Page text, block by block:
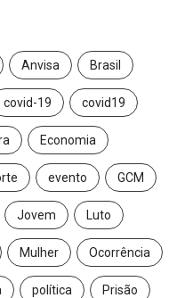
Anvisa Brasil
covid-19 covid19
Economia
evento GCM
Jovem Luto
Mulher Ocorrência
política Prisão